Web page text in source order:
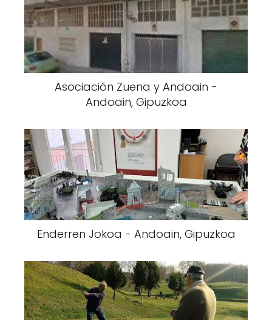
Asociación Zuena y Andoain -
Andoain, Gipuzkoa
Enderren Jokoa - Andoain, Gipuzkoa